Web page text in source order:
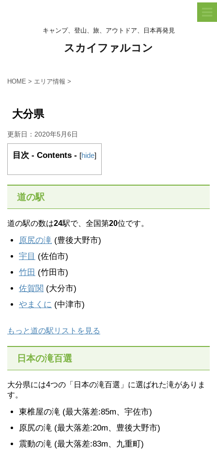
キャンプ、登山、旅、アウトドア、日本再発見
スカイファルコン
HOME > エリア情報 >
大分県
更新日： 2020年5月6日
目次 - Contents - [hide]
道の駅
道の駅の数は24駅で、全国第20位です。
原尻の滝 (豊後大野市)
宇目 (佐伯市)
竹田 (竹田市)
佐賀関 (大分市)
やまくに (中津市)
もっと道の駅リストを見る
日本の滝百選
大分県には4つの「日本の滝百選」に選ばれた滝がありま
す。
東椎屋の滝 (最大落差:85m、宇佐市)
原尻の滝 (最大落差:20m、豊後大野市)
震動の滝 (最大落差:83m、九重町)